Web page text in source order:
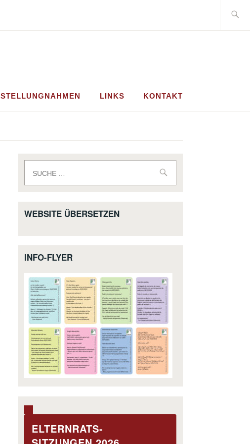
nach:
STELLUNGNAHMEN LINKS KONTAKT
Suche
nach:
WEBSITE ÜBERSETZEN
INFO-FLYER
ELTERNRATS-